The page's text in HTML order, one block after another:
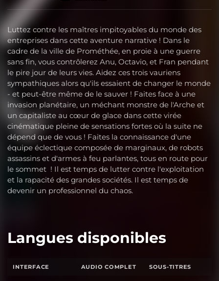
Luttez contre les maîtres impitoyables du monde des
entreprises dans cette aventure narrative ! Dans le
cadre de la ville de Prométhée, en proie à une guerre
sans fin, vous contrôlerez Anu, Octavio, et Fran pendant
le pire jour de leurs vies. Aidez ces trois vauriens
sympathiques alors qu'ils essaient de changer le monde
- et peut-être même de le sauver ! Faites face à une
invasion planétaire, un méchant monstre de l'Arche et
un capitaliste au cœur de glace dans cette virée
cinématique pleine de sensations fortes où la suite ne
dépend que de vous ! Faites la connaissance d'une
équipe éclectique composée de marginaux, de robots
assassins et d'armes à feu parlantes, tous en route pour
le sommet ! Il est temps de lutter contre l'exploitation
et la rapacité des grandes sociétés. Il est temps de
devenir un professionnel du chaos.
Langues disponibles
INTERFACE AUDIO COMPLET SOUS-TITRES